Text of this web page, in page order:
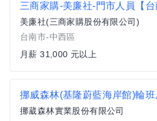
三商家購-美廉社-門市人員【台
美廉社(三商家購股份有限公司)
台南市-中西區
月薪 31,000 元以上
挪威森林(基隆蔚藍海岸館)輪
挪葳森林實業股份有限公司